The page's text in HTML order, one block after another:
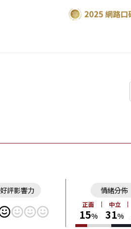
好評影響力 情緒分佈
正面
15%
中立
31%